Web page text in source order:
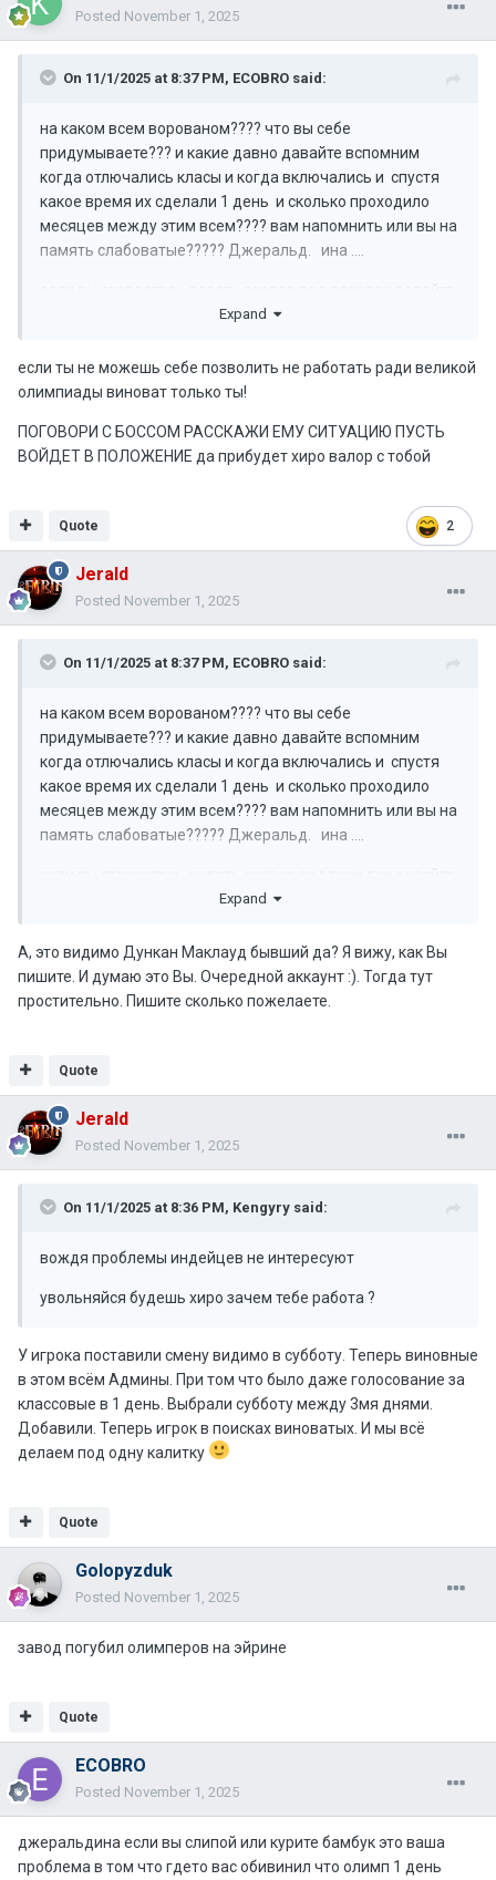
Posted November 1, 2025
On 11/1/2025 at 8:37 PM, ECOBRO said:
на каком всем ворованом???? что вы себе
придумываете??? и какие давно давайте вспомним
когда отлючались класы и когда включались и спустя
какое время их сделали 1 день и сколько проходило
месяцев между этим всем???? вам напомнить или вы на
память слабоватые????? Джеральд. ина ....
под всех а не под одних игроков одинх вы баните дргих
к другим оно вообще игрок селф вы тупо прикопались
за т очто он играет с 2х компов и умеет играть так а вам
просто шушара любимая ваша нанылась и вы чтото типо
аля делать а как ваша шушара фармит по 10 к мидов
Expand
если ты не можешь себе позволить не работать ради великой
олимпиады виноват только ты!
ПОГОВОРИ С БОССОМ РАССКАЖИ ЕМУ СИТУАЦИЮ ПУСТЬ
ВОЙДЕТ В ПОЛОЖЕНИЕ да прибудет хиро валор с тобой
2
Quote
Jerald
Posted November 1, 2025
On 11/1/2025 at 8:37 PM, ECOBRO said:
на каком всем ворованом???? что вы себе
придумываете??? и какие давно давайте вспомним
когда отлючались класы и когда включались и спустя
какое время их сделали 1 день и сколько проходило
месяцев между этим всем???? вам напомнить или вы на
память слабоватые????? Джеральд. ина ....
под всех а не под одних игроков одинх вы баните дргих
к другим оно вообще игрок селф вы тупо прикопались
за т очто он играет с 2х компов и умеет играть так а вам
просто шушара любимая ваша нанылась и вы чтото типо
Expand
А, это видимо Дункан Маклауд бывший да? Я вижу, как Вы
пишите. И думаю это Вы. Очередной аккаунт :). Тогда тут
простительно. Пишите сколько пожелаете.
Quote
Jerald
Posted November 1, 2025
On 11/1/2025 at 8:36 PM, Kengyry said:
вождя проблемы индейцев не интересуют
увольняйся будешь хиро зачем тебе работа ?
У игрока поставили смену видимо в субботу. Теперь виновные
в этом всём Админы. При том что было даже голосование за
классовые в 1 день. Выбрали субботу между 3мя днями.
Добавили. Теперь игрок в поисках виноватых. И мы всё
делаем под одну калитку
Quote
Golopyzduk
Posted November 1, 2025
завод погубил олимперов на эйрине
Quote
ECOBRO
Posted November 1, 2025
джеральдина если вы слипой или курите бамбук это ваша
проблема в том что гдето вас обивинил что олимп 1 день